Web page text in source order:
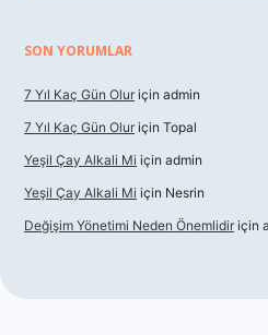
SON YORUMLAR
7 Yıl Kaç Gün Olur için admin
7 Yıl Kaç Gün Olur için Topal
Yeşil Çay Alkali Mi için admin
Yeşil Çay Alkali Mi için Nesrin
Değişim Yönetimi Neden Önemlidir için